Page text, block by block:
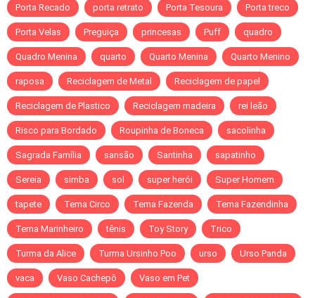
Porta Recado porta retrato Porta Tesoura Porta treco
Porta Velas Preguiça princesas Puff quadro
Quadro Menina quarto Quarto Menina Quarto Menino
raposa Reciclagem de Metal Reciclagem de papel
Reciclagem de Plastico Reciclagem madeira rei leão
Risco para Bordado Roupinha de Boneca sacolinha
Sagrada Família sansão Santinha sapatinho
Sereia simba sol super herói Super Homem
tapete Tema Circo Tema Fazenda Tema Fazendinha
Tema Marinheiro tênis Toy Story Trico
Turma da Alice Turma Ursinho Poo urso Urso Panda
vaca Vaso Cachepô Vaso em Pet